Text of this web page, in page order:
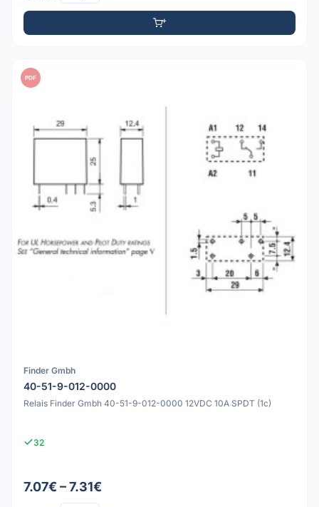
PDF
Finder Gmbh
40-51-9-012-0000
Relais Finder Gmbh 40-51-9-012-0000 12VDC 10A SPDT (1c)
32
7.07€ – 7.31€